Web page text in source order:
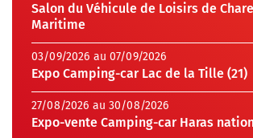
Salon du Véhicule de Loisirs de
Maritime
03/09/2026 au 07/09/2026
Expo Camping-car Lac de la Tille (21)
27/08/2026 au 30/08/2026
Expo-vente Camping-car Haras